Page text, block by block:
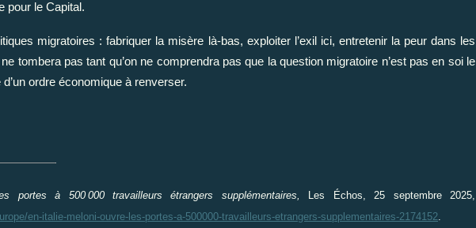
pour le Capital.
migratoires : fabriquer la misère là-bas, exploiter l’exil ici, entretenir la peur dans les
tombera pas tant qu’on ne comprendra pas que la question migratoire n’est pas en soi le
ordre économique à renverser.
portesà 500000 travailleursétrangers supplémentaires,
Les Échos, 25 septembre 2025,
en-italie-meloni-ouvre-les-portes-a-500000-travailleurs-etrangers-supplementaires-2174152